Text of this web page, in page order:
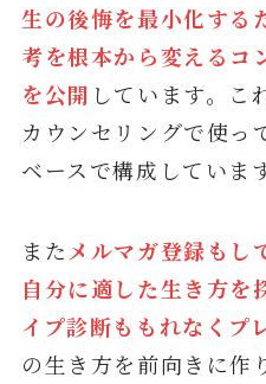
生の後悔を最小化する
考を根本から変えるコ
を公開 しています。こ
カウンセリングで使っ
ベースで構成しています
また メルマガ登録もし
自分に適した生き方を
イプ診断ももれなくプ
の生き方を前向きに作